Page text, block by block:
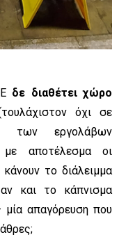
δε διαθέτει χώρο
όχι σε
των εργολάβων
με αποτέλεσμα οι
το διάλειμμα
και το κάπνισμα
απαγόρευση που